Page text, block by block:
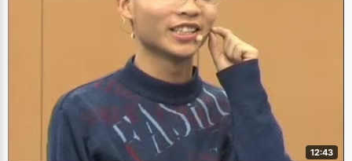
12:43